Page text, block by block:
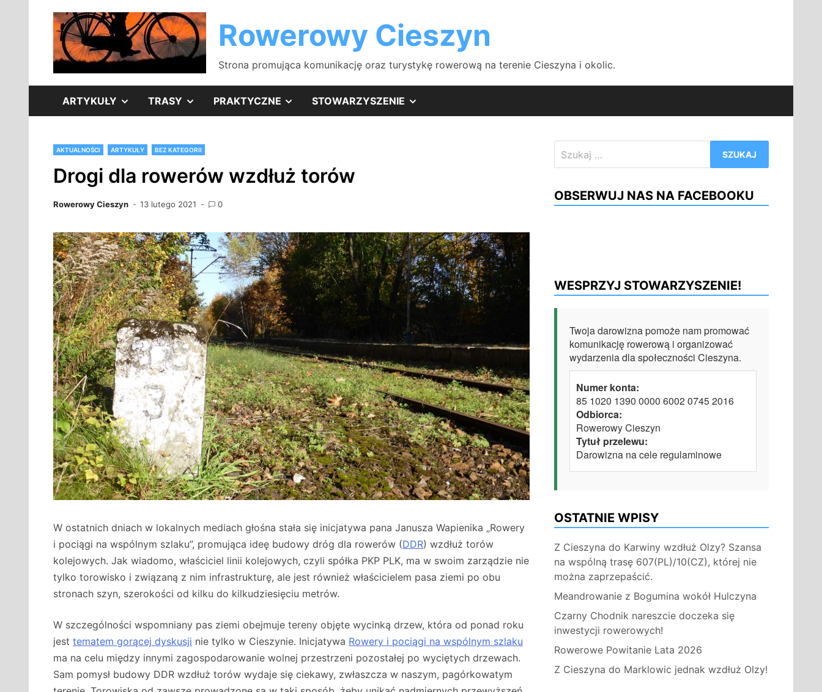
content
Rowerowy Cieszyn
Strona promująca komunikację oraz turystykę rowerową na terenie Cieszyna i okolic.
ARTYKUŁY SHOWTRASY SHOWPRAKTYCZNE SHOWSTOWARZYSZENIE
AKTUALNOŚCI ARTYKUŁY BEZ KATEGORII
Drogi dla rowerów wzdłuż torów
Rowerowy Cieszyn 13 lutego 2021 0
W ostatnich dniach w lokalnych mediach głośna stała się inicjatywa pana Janusza Wapienika „Rowery
i pociągi na wspólnym szlaku”, promująca ideę budowy dróg dla rowerów (DDR) wzdłuż torów
kolejowych. Jak wiadomo, właściciel linii kolejowych, czyli spółka PKP PLK, ma w swoim zarządzie nie
tylko torowisko i związaną z nim infrastrukturę, ale jest również właścicielem pasa ziemi po obu
stronach szyn, szerokości od kilku do kilkudziesięciu metrów.
W szczególności wspomniany pas ziemi obejmuje tereny objęte wycinką drzew, która od ponad roku
jest tematem gorącej dyskusji nie tylko w Cieszynie. Inicjatywa Rowery i pociągi na wspólnym szlaku
ma na celu między innymi zagospodarowanie wolnej przestrzeni pozostałej po wyciętych drzewach.
Sam pomysł budowy DDR wzdłuż torów wydaje się ciekawy, zwłaszcza w naszym, pagórkowatym
OBSERWUJ NAS NA FACEBOOKU
WESPRZYJ STOWARZYSZENIE!
Twoja darowizna pomoże nam promować
komunikację rowerową i organizować
wydarzenia dla społeczności Cieszyna.
Numer konta:
85 1020 1390 0000 6002 0745 2016
Odbiorca:
Rowerowy Cieszyn
Tytuł przelewu:
Darowizna na cele regulaminowe
OSTATNIE WPISY
Z Cieszyna do Karwiny wzdłuż Olzy? Szansa
na wspólną trasę 607(PL)/10(CZ), której nie
można zaprzepaścić.
Meandrowanie z Bogumina wokół Hulczyna
Czarny Chodnik nareszcie doczeka się
inwestycji rowerowych!
Rowerowe Powitanie Lata 2026
Z Cieszyna do Marklowic jednak wzdłuż Olzy!